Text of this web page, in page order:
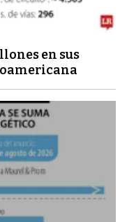
en sus